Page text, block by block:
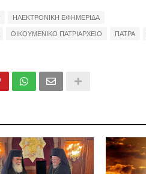
ΗΛΕΚΤΡΟΝΙΚΗ ΕΦΗΜΕΡΙΔΑ
ΟΙΚΟΥΜΕΝΙΚΟ ΠΑΤΡΙΑΡΧΕΙΟ ΠΑΤΡΑ